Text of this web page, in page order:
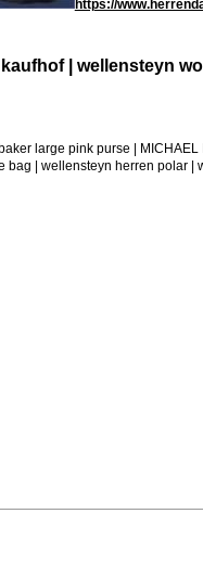
https://
| wellensteyn
large pink purse |
bag | wellensteyn herren polar